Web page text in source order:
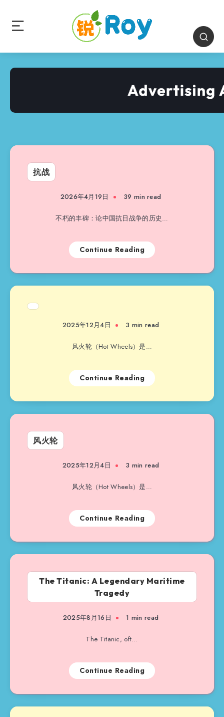
抗战
2026年4月19日 39 min read
不朽的丰碑：论中国抗日战争的历史…
Continue Reading
2025年12月4日 3 min read
风火轮（Hot Wheels）是…
Continue Reading
风火轮
2025年12月4日 3 min read
风火轮（Hot Wheels）是…
Continue Reading
The Titanic: A Legendary Maritime
Tragedy
2025年8月16日 1 min read
The Titanic, oft…
Continue Reading